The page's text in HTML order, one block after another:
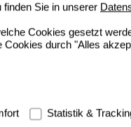
finden Sie in unserer
Cookies gesetzt
Cookies durch "Alles
es sich um Cookies,
Kundenkonto),
Statistik &
Max.